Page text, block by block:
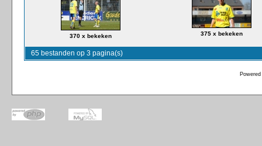
370 x bekeken 375 x bekeken
65 bestanden op 3 pagina(s)